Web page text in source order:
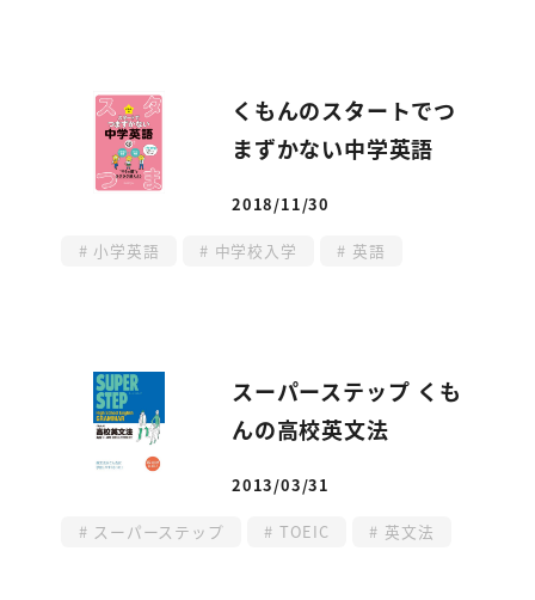
くもんのスタートでつ
まずかない中学英語
投稿日
2018/11/30
小学英語 中学校入学 英語
スーパーステップ くも
んの高校英文法
投稿日
2013/03/31
スーパーステップ TOEIC 英文法